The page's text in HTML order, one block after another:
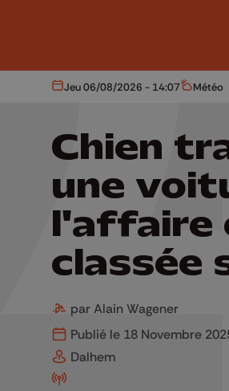
Aujourd'hui
Jeu 06/08/2026 - 14:07 Météo
Météo
Chien
une
l'affaire
classée
par Alain Wagener
Publié le 18 Novembre
Dalhem